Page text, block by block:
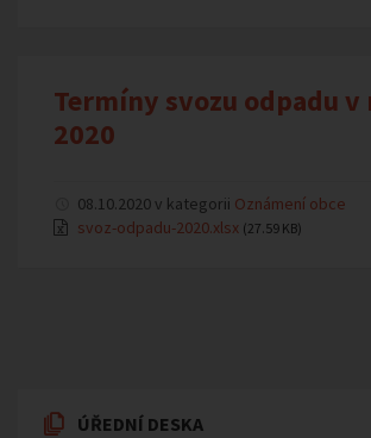
Termíny svozu odpadu v
2020
08.10.2020 v kategorii Oznámení obce
svoz-odpadu-2020.xlsx (27.59 KB)
ÚŘEDNÍ DESKA